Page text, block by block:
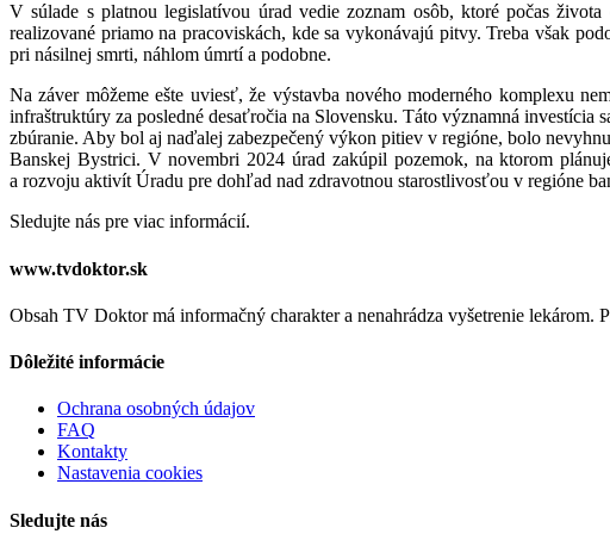
V súlade s platnou legislatívou úrad vedie zoznam osôb, ktoré počas
realizované priamo na pracoviskách, kde sa vykonávajú pitvy. Treba však
pri násilnej smrti, náhlom úmrtí a podobne.
Na záver môžeme ešte uviesť, že výstavba nového moderného komplexu
infraštruktúry za posledné desaťročia na Slovensku. Táto významná
zbúranie. Aby bol aj naďalej zabezpečený výkon pitiev v regióne, bolo
Banskej Bystrici. V novembri 2024 úrad zakúpil pozemok, na ktorom
a rozvoju aktivít Úradu pre dohľad nad zdravotnou starostlivosťou v regióne
Sledujte nás pre viac informácií.
www.tvdoktor.sk
Obsah TV Doktor má informačný charakter a nenahrádza vyšetrenie
Dôležité informácie
Ochrana osobných údajov
FAQ
Kontakty
Nastavenia cookies
Sledujte nás